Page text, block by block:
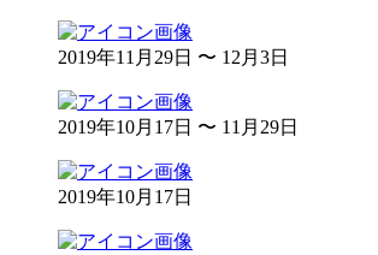
2019年11月29日 〜 12月3日
2019年10月17日 〜 11月29日
2019年10月17日